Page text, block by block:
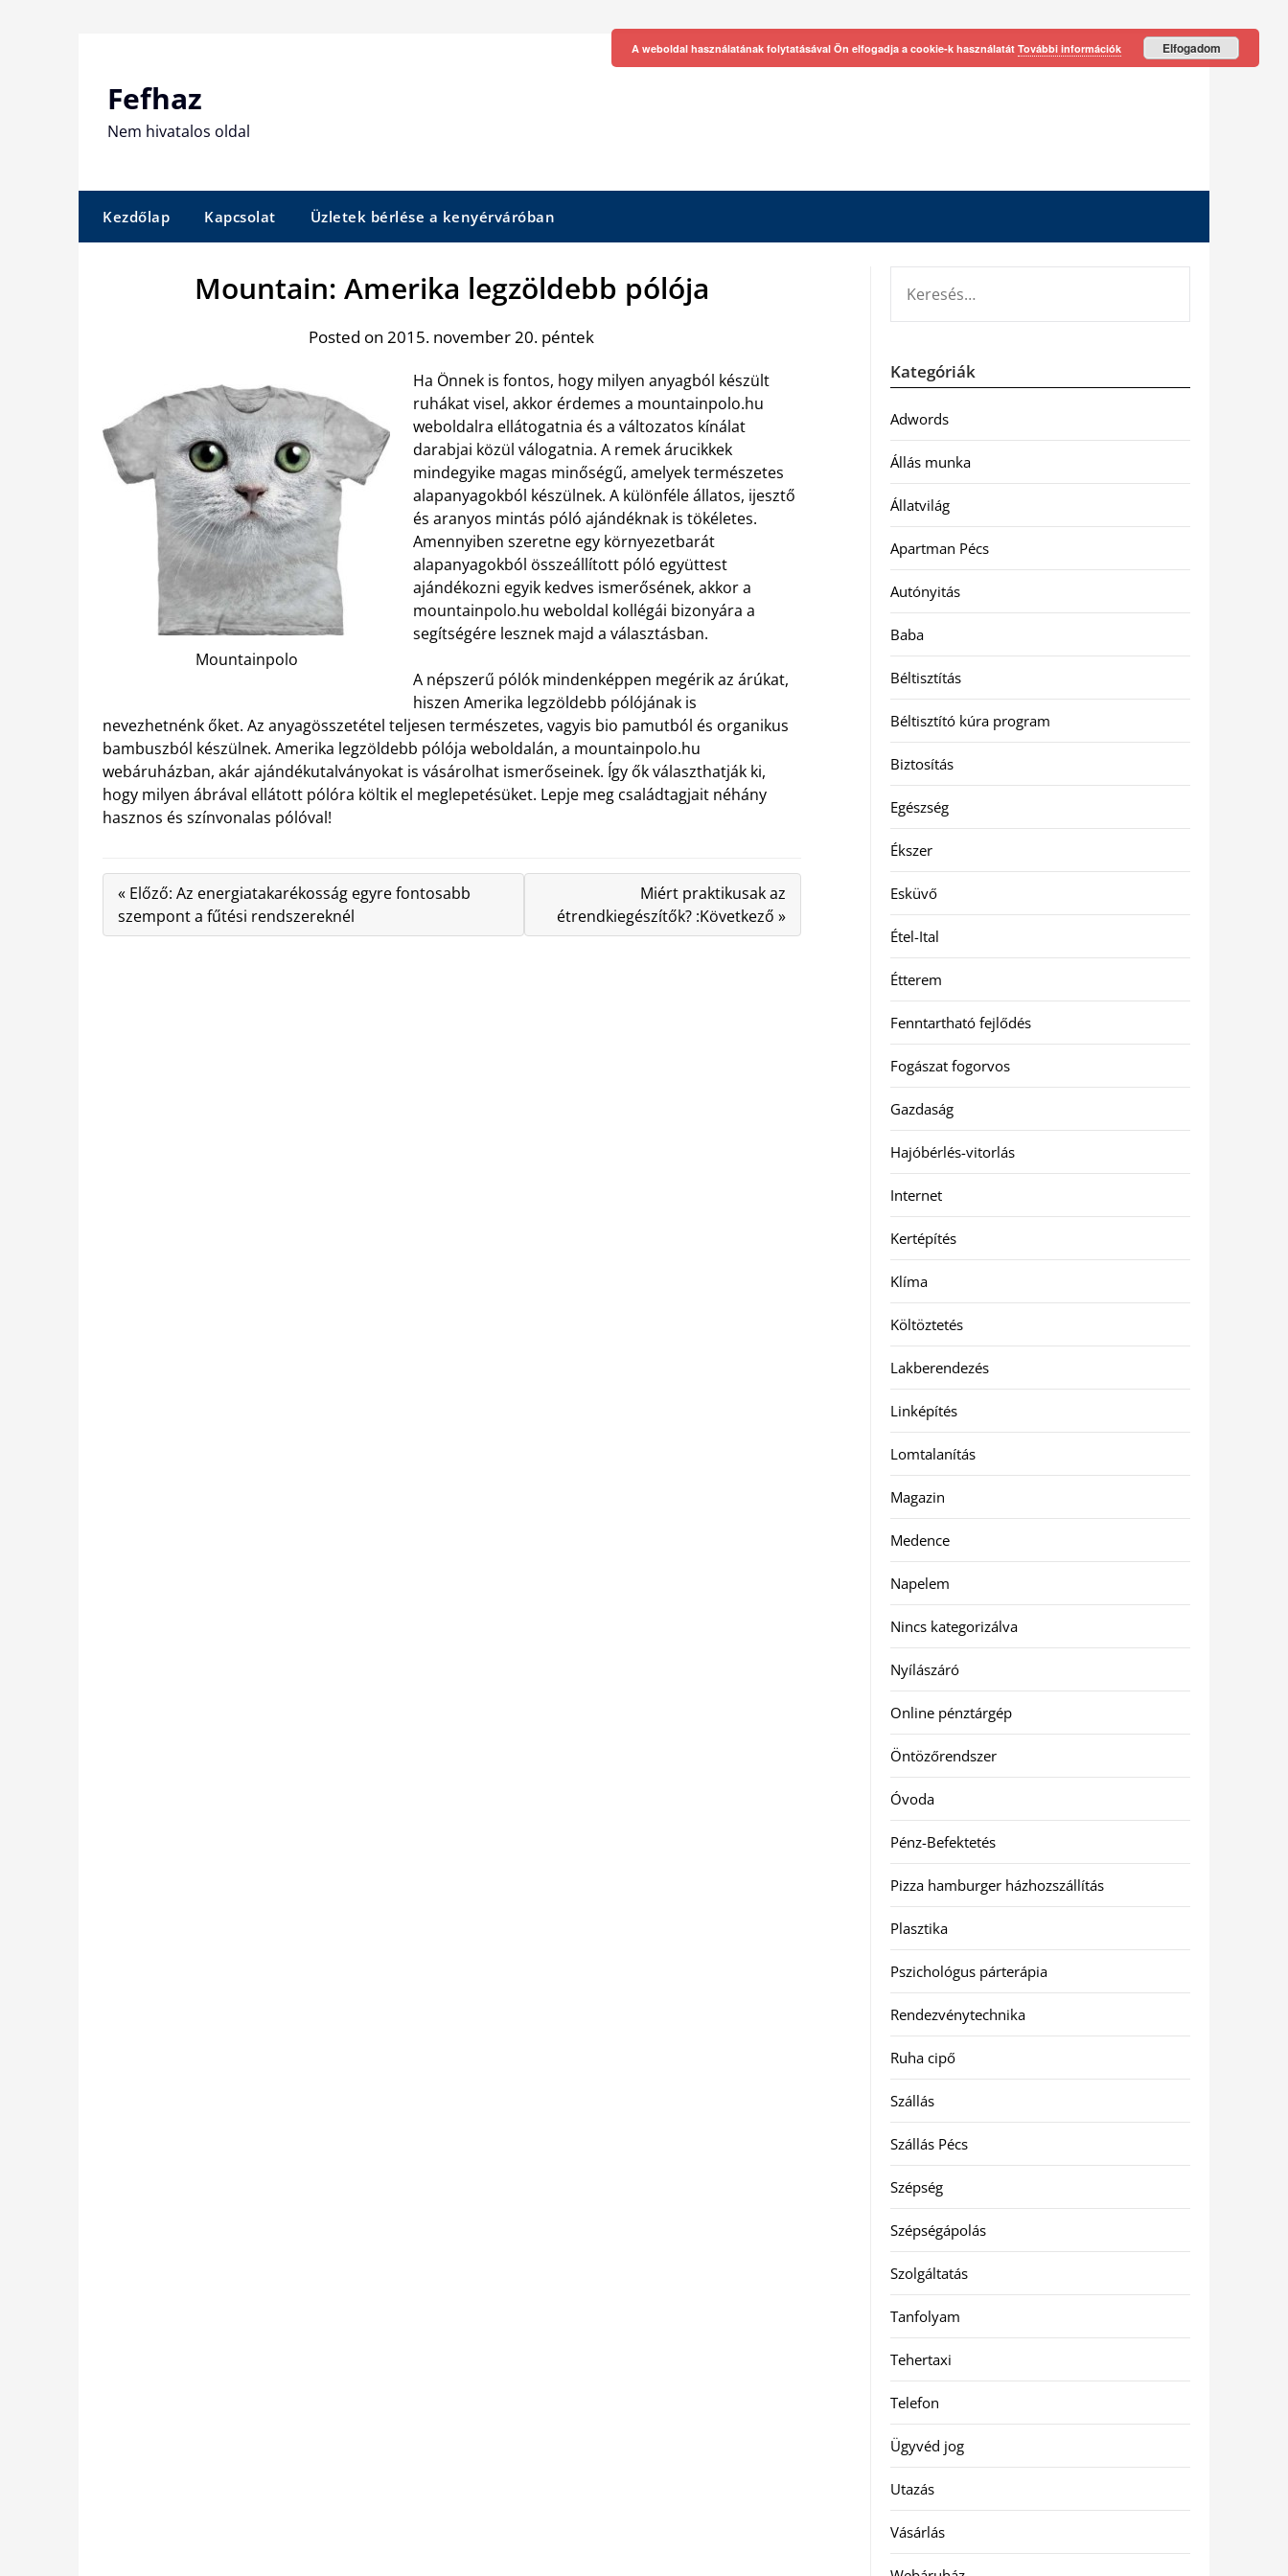
Fefhaz
Nem hivatalos oldal
Kezdőlap Kapcsolat Üzletek bérlése a kenyérváróban
Mountain: Amerika legzöldebb pólója
Posted on 2015. november 20. péntek
Mountainpolo
Ha Önnek is fontos, hogy milyen anyagból készült
ruhákat visel, akkor érdemes a mountainpolo.hu
weboldalra ellátogatnia és a változatos kínálat
darabjai közül válogatnia. A remek árucikkek
mindegyike magas minőségű, amelyek természetes
alapanyagokból készülnek. A különféle állatos, ijesztő
és aranyos mintás póló ajándéknak is tökéletes.
Amennyiben szeretne egy környezetbarát
alapanyagokból összeállított póló együttest
ajándékozni egyik kedves ismerősének, akkor a
mountainpolo.hu weboldal kollégái bizonyára a
segítségére lesznek majd a választásban.
A népszerű pólók mindenképpen megérik az árúkat,
hiszen Amerika legzöldebb pólójának is
nevezhetnénk őket. Az anyagösszetétel teljesen természetes, vagyis bio pamutból és organikus
bambuszból készülnek. Amerika legzöldebb pólója weboldalán, a mountainpolo.hu
webáruházban, akár ajándékutalványokat is vásárolhat ismerőseinek. Így ők választhatják ki,
hogy milyen ábrával ellátott pólóra költik el meglepetésüket. Lepje meg családtagjait néhány
hasznos és színvonalas pólóval!
« Előző: Az energiatakarékosság egyre fontosabb
szempont a fűtési rendszereknél
Miért praktikusak az
étrendkiegészítők? :Következő »
Kategóriák
Adwords
Állás munka
Állatvilág
Apartman Pécs
Autónyitás
Baba
Béltisztítás
Béltisztító kúra program
Biztosítás
Egészség
Ékszer
Esküvő
Étel-Ital
Étterem
Fenntartható fejlődés
Fogászat fogorvos
Gazdaság
Hajóbérlés-vitorlás
Internet
Kertépítés
Klíma
Költöztetés
Lakberendezés
Linképítés
Lomtalanítás
Magazin
Medence
Napelem
Nincs kategorizálva
Nyílászáró
Online pénztárgép
Öntözőrendszer
Óvoda
Pénz-Befektetés
Pizza hamburger házhozszállítás
Plasztika
Pszichológus párterápia
Rendezvénytechnika
Ruha cipő
Szállás
Szállás Pécs
Szépség
Szépségápolás
Szolgáltatás
Tanfolyam
Tehertaxi
Telefon
Ügyvéd jog
Utazás
Vásárlás
A weboldal használatának folytatásával Ön elfogadja a cookie-k használatát További információk Elfogadom